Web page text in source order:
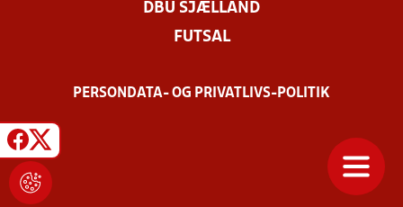
DBU SJÆLLAND
FUTSAL
PERSONDATA- OG PRIVATLIVS-POLITIK